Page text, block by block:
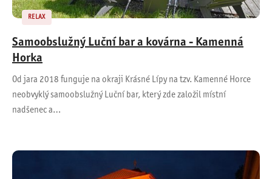
RELAX
Samoobslužný Luční bar a kovárna - Kamenná
Horka
Od jara 2018 funguje na okraji Krásné Lípy na tzv. Kamenné Horce
neobvyklý samoobslužný Luční bar, který zde založil místní
nadšenec a…